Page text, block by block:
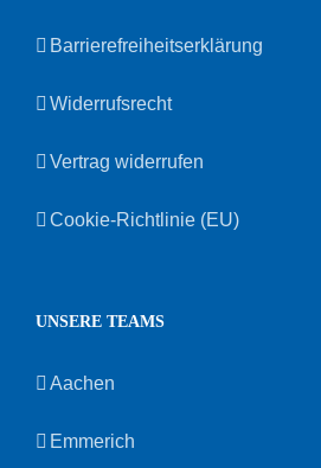
Barrierefreiheitserklärung
Widerrufsrecht
Vertrag widerrufen
Cookie-Richtlinie (EU)
UNSERE TEAMS
Aachen
Emmerich